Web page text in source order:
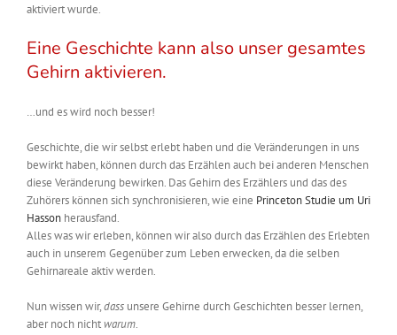
aktiviert wurde.
Eine Geschichte kann also unser gesamtes
Gehirn aktivieren.
…und es wird noch besser!
Geschichte, die wir selbst erlebt haben und die Veränderungen in uns
bewirkt haben, können durch das Erzählen auch bei anderen Menschen
diese Veränderung bewirken. Das Gehirn des Erzählers und das des
Zuhörers können sich synchronisieren, wie eine Princeton Studie um Uri
Hasson herausfand.
Alles was wir erleben, können wir also durch das Erzählen des Erlebten
auch in unserem Gegenüber zum Leben erwecken, da die selben
Gehirnareale aktiv werden.
Nun wissen wir,dass unsere Gehirne durch Geschichten besser lernen,
aber noch nichtwarum.